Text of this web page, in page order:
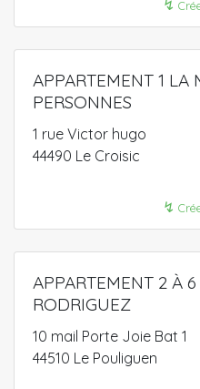
↯
APPARTEMENT 1 LA
PERSONNES
1 rue Victor hugo
44490 Le Croisic
↯
APPARTEMENT 2 À
RODRIGUEZ
10 mail Porte Joie Bat 1
44510 Le Pouliguen